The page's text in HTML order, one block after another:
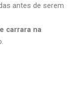
antes de serem
carrara na